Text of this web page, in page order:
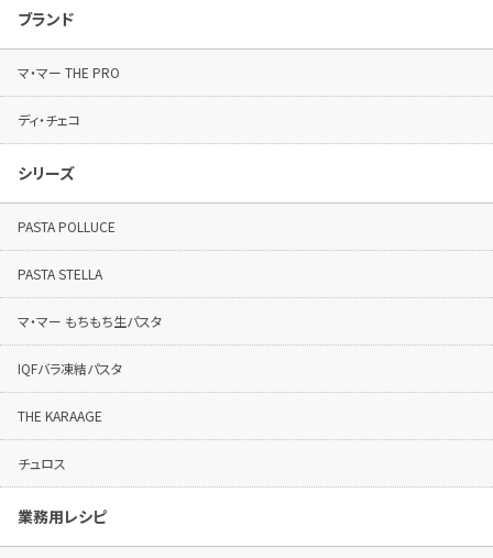
ブランド
マ・マー THE PRO
ディ・チェコ
シリーズ
PASTA POLLUCE
PASTA STELLA
マ・マー もちもち生パスタ
IQFバラ凍結パスタ
THE KARAAGE
チュロス
業務用レシピ